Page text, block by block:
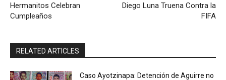
Hermanitos Celebran
Cumpleaños
Diego Luna Truena Contra la
FIFA
RELATED ARTICLES
Caso Ayotzinapa: Detención de Aguirre no